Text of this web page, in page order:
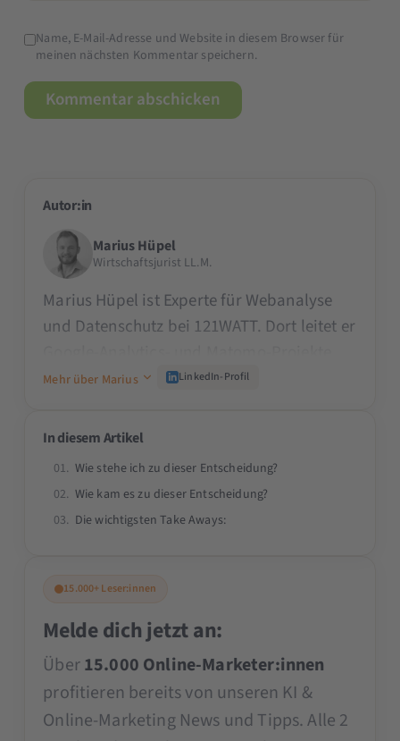
Name, E-Mail-Adresse und Website in diesem Browser für
meinen nächsten Kommentar speichern.
Autor:in
Marius Hüpel
Wirtschaftsjurist LL.M.
Marius Hüpel ist Experte für Webanalyse
und Datenschutz bei 121WATT. Dort leitet er
und berät zahlreiche Unternehmen im
Wirtschaftsjurist und leidenschaftlicher
die rechtlichen Aspekte umfassend ab.
Marius ist ein gefragter Berater und Redner
auf Konferenzen. Kunden wie die SCHOTT
praxisorientiertes Know-how.
Mehr über Marius LinkedIn-Profil
In diesem Artikel
Wie stehe ich zu dieser Entscheidung?
Wie kam es zu dieser Entscheidung?
Die wichtigsten Take Aways:
15.000+ Leser:innen
Melde dich jetzt an:
Über15.000 Online-Marketer:innen
profitieren bereits von unseren KI &
Online-Marketing News und Tipps. Alle 2